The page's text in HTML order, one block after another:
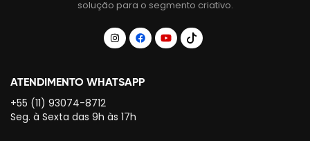
solução para o segmento criativo.
ATENDIMENTO WHATSAPP
+55 (11) 93074-8712
Seg. à Sexta das 9h às 17h